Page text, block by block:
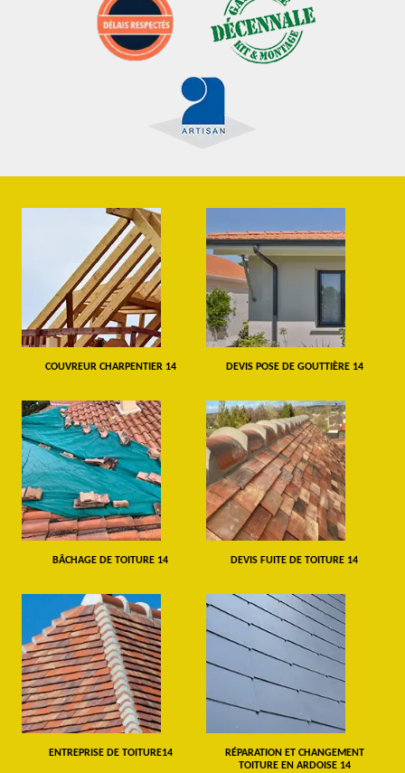
COUVREUR CHARPENTIER 14 DEVIS POSE DE GOUTTIÈRE 14
BÂCHAGE DE TOITURE 14 DEVIS FUITE DE TOITURE 14
ENTREPRISE DE TOITURE14
RÉPARATION ET CHANGEMENT
TOITURE EN ARDOISE 14